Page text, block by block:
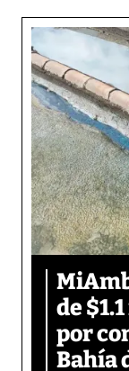
de
por
Bahía